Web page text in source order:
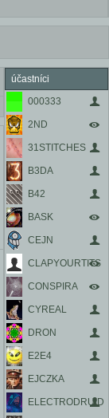
účastníci
000333
2ND
31STITCHES
B3DA
B42
BASK
CEJN
CLAPYOURTITS
CONSPIRA
CYREAL
DRON
E2E4
EJCZKA
ELECTRODRUID